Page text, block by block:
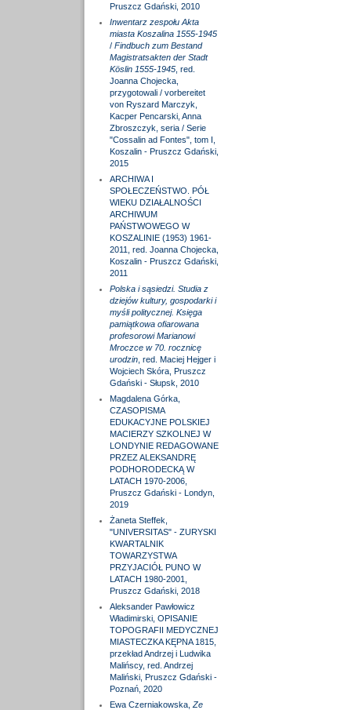
Pruszcz Gdański, 2010
Inwentarz zespołu Akta
miasta Koszalina 1555-1945
/ Findbuch zum Bestand
Magistratsakten der Stadt
Köslin 1555-1945, red.
Joanna Chojecka,
przygotowali / vorbereitet
von Ryszard Marczyk,
Kacper Pencarski, Anna
Zbroszczyk, seria / Serie
"Cossalin ad Fontes", tom I,
Koszalin - Pruszcz Gdański,
2015
ARCHIWA I
SPOŁECZEŃSTWO. PÓŁ
WIEKU DZIAŁALNOŚCI
ARCHIWUM
PAŃSTWOWEGO W
KOSZALINIE (1953) 1961-
2011, red. Joanna Chojecka,
Koszalin - Pruszcz Gdański,
2011
Polska i sąsiedzi. Studia z
dziejów kultury, gospodarki i
myśli politycznej. Księga
pamiątkowa ofiarowana
profesorowi Marianowi
Mroczce w 70. rocznicę
urodzin, red. Maciej Hejger i
Wojciech Skóra, Pruszcz
Gdański - Słupsk, 2010
Magdalena Górka,
CZASOPISMA
EDUKACYJNE POLSKIEJ
MACIERZY SZKOLNEJ W
LONDYNIE REDAGOWANE
PRZEZ ALEKSANDRĘ
PODHORODECKĄ W
LATACH 1970-2006,
Pruszcz Gdański - Londyn,
2019
Żaneta Steffek,
"UNIVERSITAS" - ZURYSKI
KWARTALNIK
TOWARZYSTWA
PRZYJACIÓŁ PUNO W
LATACH 1980-2001,
Pruszcz Gdański, 2018
Aleksander Pawłowicz
Władimirski, OPISANIE
TOPOGRAFII MEDYCZNEJ
MIASTECZKA KĘPNA 1815,
przekład Andrzej i Ludwika
Malińscy, red. Andrzej
Maliński, Pruszcz Gdański -
Poznań, 2020
Ewa Czerniakowska, Ze